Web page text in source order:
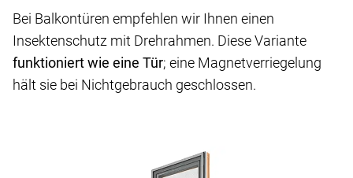
Bei Balkontüren empfehlen wir Ihnen einen
Insektenschutz mit Drehrahmen. Diese Variante
funktioniert wie eine Tür; eine Magnetverriegelung
hält sie bei Nichtgebrauch geschlossen.